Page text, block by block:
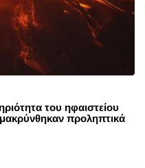
του ηφαιστείου
προληπτικά